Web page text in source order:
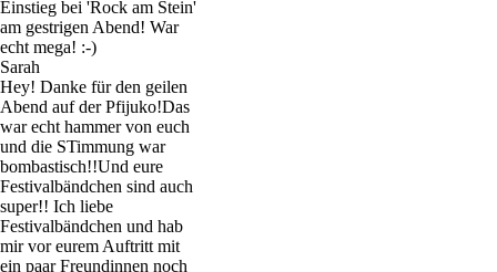
Einstieg bei 'Rock am Stein'
am gestrigen Abend! War
echt mega! :-)
Sarah
Hey! Danke für den geilen
Abend auf der Pfijuko!Das
war echt hammer von euch
und die STimmung war
bombastisch!!Und eure
Festivalbändchen sind auch
super!! Ich liebe
Festivalbändchen und hab
mir vor eurem Auftritt mit
ein paar Freundinnen noch